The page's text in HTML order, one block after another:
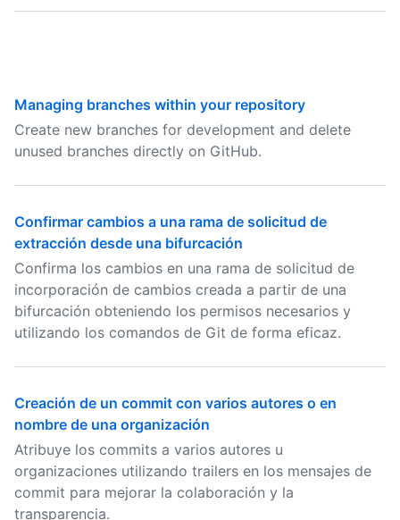
Managing branches within your repository
Create new branches for development and delete
unused branches directly on GitHub.
Confirmar cambios a una rama de solicitud de
extracción desde una bifurcación
Confirma los cambios en una rama de solicitud de
incorporación de cambios creada a partir de una
bifurcación obteniendo los permisos necesarios y
utilizando los comandos de Git de forma eficaz.
Creación de un commit con varios autores o en
nombre de una organización
Atribuye los commits a varios autores u
organizaciones utilizando trailers en los mensajes de
commit para mejorar la colaboración y la
transparencia.